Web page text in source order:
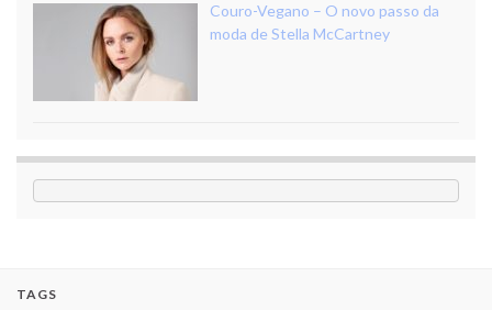
Couro-Vegano – O novo passo da
moda de Stella McCartney
TAGS